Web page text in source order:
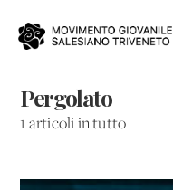
Pergolato
1 articoli in tutto